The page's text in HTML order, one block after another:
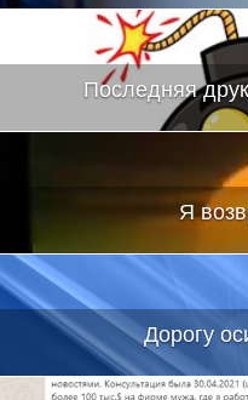
Последняя
Я
Дорогу